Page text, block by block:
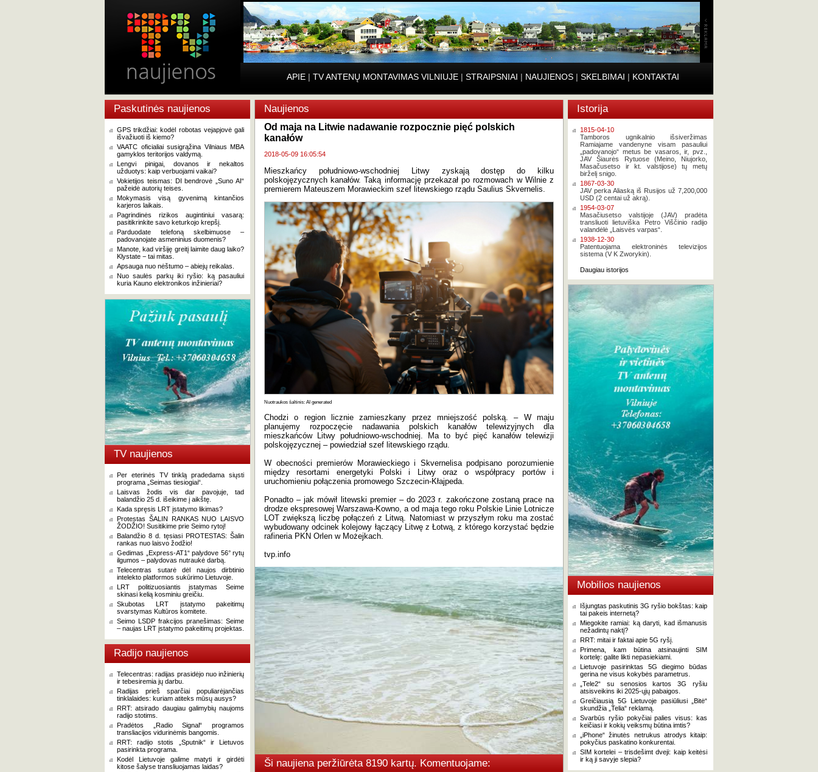
APIE | TV ANTENŲ MONTAVIMAS VILNIUJE | STRAIPSNIAI | NAUJIENOS | SKELBIMAI | KONTAKTAI
Paskutinės naujienos
GPS trikdžiai: kodėl robotas vejapjovė gali
išvažiuoti iš kiemo?
VAATC oficialiai susigrąžina Vilniaus MBA
gamyklos teritorijos valdymą.
Lengvi pinigai, dovanos ir nekaltos
užduotys: kaip verbuojami vaikai?
Vokietijos teismas: DI bendrovė „Suno AI“
pažeidė autorių teises.
Mokymasis visą gyvenimą kintančios
karjeros laikais.
Pagrindinės rizikos augintiniui vasarą:
pasitikrinkite savo keturkojo krepšį.
Parduodate telefoną skelbimuose –
padovanojate asmeninius duomenis?
Manote, kad viršiję greitį laimite daug laiko?
Klystate − tai mitas.
Apsauga nuo nėštumo – abiejų reikalas.
Nuo saulės parkų iki ryšio: ką pasauliui
kuria Kauno elektronikos inžinieriai?
TV naujienos
Per eterinės TV tinklą pradedama siųsti
programa „Seimas tiesiogiai“.
Laisvas žodis vis dar pavojuje, tad
balandžio 25 d. išeikime į aikštę.
Kada spręsis LRT įstatymo likimas?
Protestas ŠALIN RANKAS NUO LAISVO
ŽODŽIO! Susitikime prie Seimo rytoj!
Balandžio 8 d. tęsiasi PROTESTAS: Šalin
rankas nuo laisvo žodžio!
Gedimas „Express-AT1“ palydove 56° rytų
ilgumos – palydovas nutraukė darbą.
Telecentras sutarė dėl naujos dirbtinio
intelekto platformos sukūrimo Lietuvoje.
LRT politizuosiantis įstatymas Seime
skinasi kelią kosminiu greičiu.
Skubotas LRT įstatymo pakeitimų
svarstymas Kultūros komitete.
Seimo LSDP frakcijos pranešimas: Seime
– naujas LRT įstatymo pakeitimų projektas.
Radijo naujienos
Telecentras: radijas prasidėjo nuo inžinierių
ir tebesiremia jų darbu.
Radijas prieš sparčiai populiarėjančias
tinklalaides: kuriam atiteks mūsų ausys?
RRT: atsirado daugiau galimybių naujoms
radijo stotims.
Pradėtos „Radio Signal“ programos
transliacijos vidurinėmis bangomis.
RRT: radijo stotis „Sputnik“ ir Lietuvos
pasirinkta programa.
Kodėl Lietuvoje galime matyti ir girdėti
kitose šalyse transliuojamas laidas?
Naujienos
Od maja na Litwie nadawanie rozpocznie pięć polskich
kanałów
2018-05-09 16:05:54
Mieszkańcy południowo-wschodniej Litwy zyskają dostęp do kilku
polskojęzycznych kanałów. Taką informację przekazał po rozmowach w Wilnie z
premierem Mateuszem Morawieckim szef litewskiego rządu Saulius Skvernelis.
Nuotraukos šaltinis: AI generated
Chodzi o region licznie zamieszkany przez mniejszość polską. – W maju
planujemy rozpoczęcie nadawania polskich kanałów telewizyjnych dla
mieszkańców Litwy południowo-wschodniej. Ma to być pięć kanałów telewizji
polskojęzycznej – powiedział szef litewskiego rządu.
W obecności premierów Morawieckiego i Skvernelisa podpisano porozumienie
między resortami energetyki Polski i Litwy oraz o współpracy portów i
uruchomieniu połączenia promowego Szczecin-Kłajpeda.
Ponadto – jak mówił litewski premier – do 2023 r. zakończone zostaną prace na
drodze ekspresowej Warszawa-Kowno, a od maja tego roku Polskie Linie Lotnicze
LOT zwiększą liczbę połączeń z Litwą. Natomiast w przyszłym roku ma zostać
wybudowany odcinek kolejowy łączący Litwę z Łotwą, z którego korzystać będzie
rafineria PKN Orlen w Możejkach.
tvp.info
Ši naujiena peržiūrėta 8190 kartų. Komentuojame:
Istorija
1815-04-10
Tamboros ugnikalnio išsiveržimas
Ramiajame vandenyne visam pasauliui
„padovanojo“ metus be vasaros, ir, pvz.,
JAV Šiaurės Rytuose (Meino, Niujorko,
Masačusetso ir kt. valstijose) tų metų
birželį snigo.
1867-03-30
JAV perka Aliaską iš Rusijos už 7,200,000
USD (2 centai už akrą).
1954-03-07
Masačiusetso valstijoje (JAV) pradėta
transliuoti lietuviška Petro Viščinio radijo
valandėlė „Laisvės varpas“.
1938-12-30
Patentuojama elektroninės televizijos
sistema (V K Zworykin).
Daugiau istorijos
Mobilios naujienos
Išjungtas paskutinis 3G ryšio bokštas: kaip
tai pakeis internetą?
Miegokite ramiai: ką daryti, kad išmanusis
nežadintų naktį?
RRT: mitai ir faktai apie 5G ryšį.
Primena, kam būtina atsinaujinti SIM
kortelę: galite likti nepasiekiami.
Lietuvoje pasirinktas 5G diegimo būdas
gerina ne visus kokybės parametrus.
„Tele2“ su senosios kartos 3G ryšiu
atsisveikins iki 2025-ųjų pabaigos.
Greičiausią 5G Lietuvoje pasiūliusi „Bitė“
skundžia „Telia“ reklamą.
Svarbūs ryšio pokyčiai palies visus: kas
keičiasi ir kokių veiksmų būtina imtis?
„iPhone“ žinutės netrukus atrodys kitaip:
pokyčius paskatino konkurentai.
SIM kortelei – trisdešimt dveji: kaip keitėsi
ir ką ji savyje slepia?